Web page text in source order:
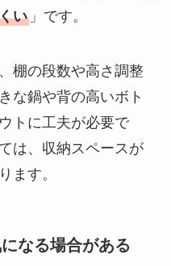
い」です。
棚の段数や高さ調整
な鍋や背の高いボト
トに工夫が必要で
は、収納スペースが
ます。
なる場合がある